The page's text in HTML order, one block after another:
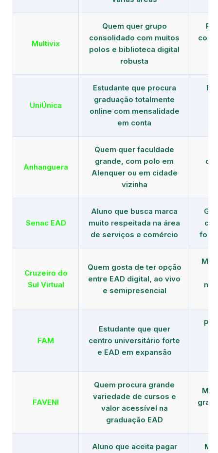
Multivix
Quem quer grupo
consolidado com muitos
polos e biblioteca digital
robusta
com
UniÚnica
Estudante que procura
graduação totalmente
online com mensalidade
em conta
Anhanguera
Quem quer faculdade
grande, com polo em
Alenquer ou em cidade
vizinha
Senac EAD
Aluno que busca marca
muito respeitada na área
de serviços e comércio
foco
Cruzeiro do
Sul Virtual
Quem gosta de ter opção
entre EAD digital, ao vivo
e semipresencial
FAM
Estudante que quer
centro universitário forte
e EAD em expansão
FAVENI
Quem procura grande
variedade de cursos e
valor acessível na
graduação EAD
Aluno que aceita pagar